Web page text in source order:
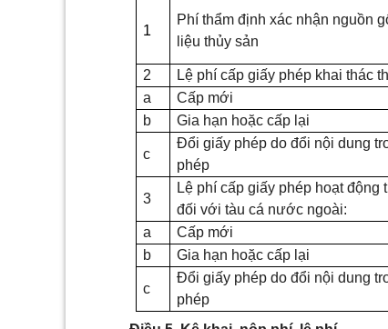
1
Phí thẩm định xác nhận nguồn
liệu thủy sản
2
Lệ phí cấp giấy phép khai thác
a
Cấp mới
b
Gia hạn hoặc cấp lại
c
Đổi giấy phép do đổi nội dung
phép
3
Lệ phí cấp giấy phép hoạt động
đối với tàu cá nước ngoài:
a
Cấp mới
b
Gia hạn hoặc cấp lại
c
Đổi giấy phép do đổi nội dung
phép